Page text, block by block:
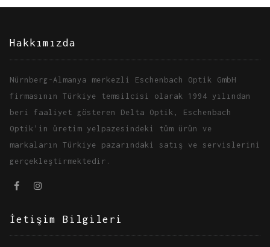
Hakkımızda
Nürnberg-Almanya merkezli Eschenbach Optik GmbH
firmasının Türkiye temsilcisi olarak 1994 yılından
beri faaliyet gösteren Delta Optik, Eschenbach
Optik'in üretim yelpazesindeki tüm ürün ve
markaların Türkiye pazarındaki satış ve servislerini
gerçekleştirmektedir.
İetişim Bilgileri